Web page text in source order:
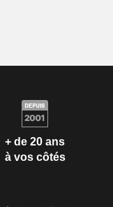
+ de 20 ans
à vos côtés